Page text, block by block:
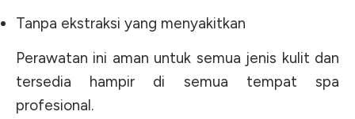
Tanpa ekstraksi yang menyakitkan
Perawatan ini aman untuk semua jenis kulit dan
tersedia hampir di semua tempat spa
profesional.